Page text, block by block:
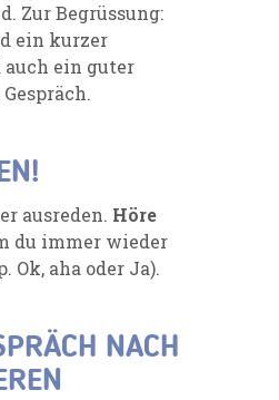
Zur Begrüssung:
ein kurzer
ein guter
ausreden. Höre
du immer wieder
Ok, aha oder Ja).
NACH